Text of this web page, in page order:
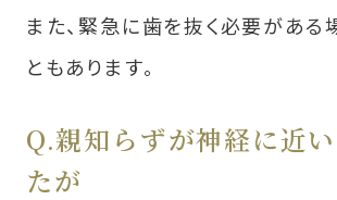
また、緊急に⻭を抜く必要がある
ともあります。
Q.親知らずが神経に近
たが